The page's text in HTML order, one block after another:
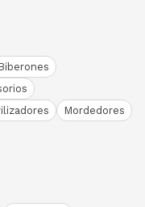
Biberones
Mordedores